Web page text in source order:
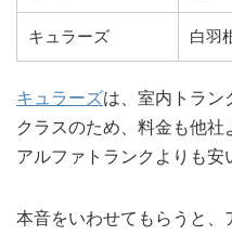
キュラーズ 白羽
キュラーズは、室内トラン
クラスのため、料金も他社
アルファトランクよりも安
本音をいわせてもらうと